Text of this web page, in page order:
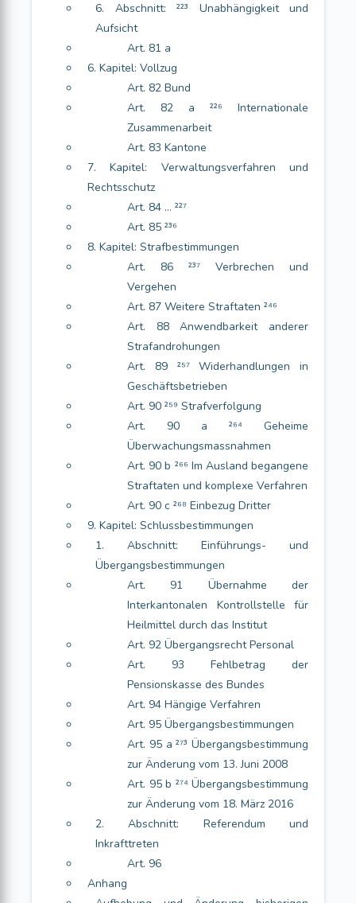
6. Abschnitt: ²²³ Unabhängigkeit und
Aufsicht
Art. 81 a
6. Kapitel: Vollzug
Art. 82 Bund
Art. 82 a ²²⁶ Internationale
Zusammenarbeit
Art. 83 Kantone
7. Kapitel: Verwaltungsverfahren und
Rechtsschutz
Art. 84 … ²²⁷
Art. 85 ²³⁶
8. Kapitel: Strafbestimmungen
Art. 86 ²³⁷ Verbrechen und
Vergehen
Art. 87 Weitere Straftaten ²⁴⁶
Art. 88 Anwendbarkeit anderer
Strafandrohungen
Art. 89 ²⁵⁷ Widerhandlungen in
Geschäftsbetrieben
Art. 90 ²⁵⁹ Strafverfolgung
Art. 90 a ²⁶⁴ Geheime
Überwachungsmassnahmen
Art. 90 b ²⁶⁶ Im Ausland begangene
Straftaten und komplexe Verfahren
Art. 90 c ²⁶⁸ Einbezug Dritter
9. Kapitel: Schlussbestimmungen
1. Abschnitt: Einführungs- und
Übergangsbestimmungen
Art. 91 Übernahme der
Interkantonalen Kontrollstelle für
Heilmittel durch das Institut
Art. 92 Übergangsrecht Personal
Art. 93 Fehlbetrag der
Pensionskasse des Bundes
Art. 94 Hängige Verfahren
Art. 95 Übergangsbestimmungen
Art. 95 a ²⁷³ Übergangsbestimmung
zur Änderung vom 13. Juni 2008
Art. 95 b ²⁷⁴ Übergangsbestimmung
zur Änderung vom 18. März 2016
2. Abschnitt: Referendum und
Inkrafttreten
Art. 96
Anhang